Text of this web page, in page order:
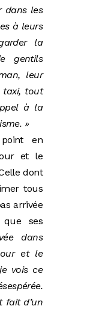
dans les
à leurs
la
gentils
leur
taxi, tout
à la
»
en
et le
dont
tous
arrivée
ses
dans
et le
vois ce
fait d’un